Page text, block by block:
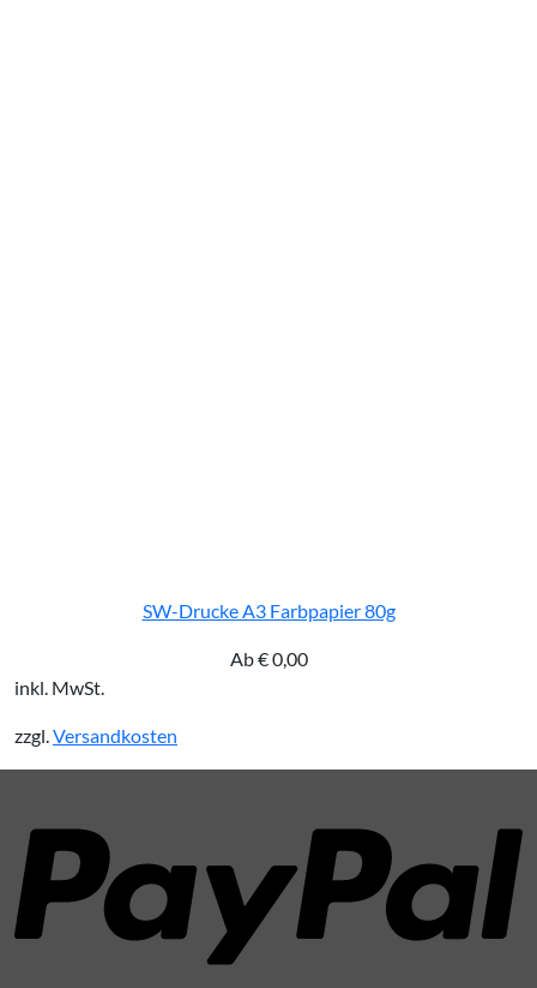
SW-Drucke A3 Farbpapier 80g
Ab€0,00
inkl. MwSt.
zzgl. Versandkosten